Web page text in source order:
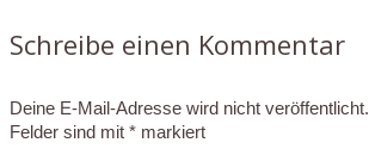
Schreibe einen Kommentar
Deine E-Mail-Adresse wird nicht veröffentlicht.
Felder sind mit * markiert